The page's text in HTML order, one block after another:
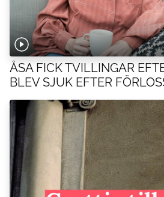
ÅSA FICK TVILLINGAR
BLEV SJUK EFTER